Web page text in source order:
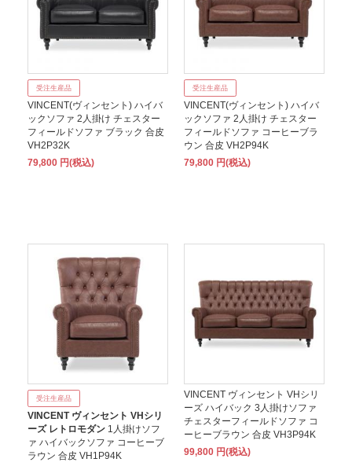
受注生産品
VINCENT(ヴィンセント) ハイバ
ックソファ 2人掛け チェスター
フィールドソファ ブラック 合皮
VH2P32K
79,800 円(税込)
受注生産品
VINCENT(ヴィンセント) ハイバ
ックソファ 2人掛け チェスター
フィールドソファ コーヒーブラ
ウン 合皮 VH2P94K
79,800 円(税込)
受注生産品
VINCENT ヴィンセント VHシリ
ーズ レトロモダン 1人掛けソフ
ァ ハイバックソファ コーヒーブ
ラウン 合皮 VH1P94K
VINCENT ヴィンセント VHシリ
ーズ ハイバック 3人掛けソファ
チェスターフィールドソファ コ
ーヒーブラウン 合皮 VH3P94K
99,800 円(税込)